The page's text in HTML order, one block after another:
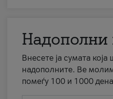
Надополни
Внесете ја сумата која
надополните. Ве
помеѓу 100 и 1000